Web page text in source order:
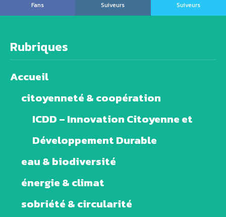
Fans
Suiveurs
Suiveurs
Rubriques
Accueil
citoyenneté & coopération
ICDD – Innovation Citoyenne et
Développement Durable
eau & biodiversité
énergie & climat
sobriété & circularité